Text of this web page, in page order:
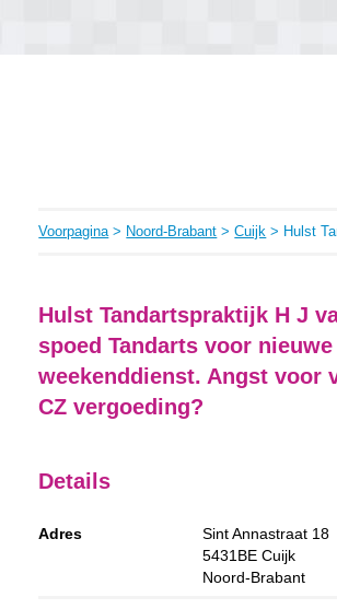
Voorpagina> Noord-Brabant >Cuijk > Hulst
Hulst Tandartspraktijk H J
spoed Tandarts voor
weekenddienst. Angst voor
CZ vergoeding?
Details
Adres
Sint Annastraat 18
5431BE Cuijk
Noord-Brabant